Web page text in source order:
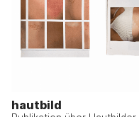
hautbild